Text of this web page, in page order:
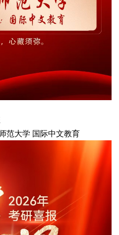
范大学 国际中文教育